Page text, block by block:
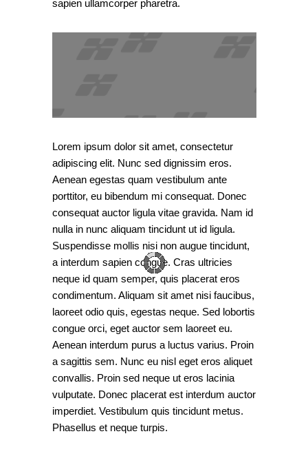
sapien ullamcorper pharetra.
Lorem ipsum dolor sit amet, consectetur
adipiscing elit. Nunc sed dignissim eros.
Aenean egestas quam vestibulum ante
porttitor, eu bibendum mi consequat. Donec
consequat auctor ligula vitae gravida. Nam id
nulla in nunc aliquam tincidunt ut id ligula.
Suspendisse mollis nisi non augue tincidunt,
a interdum sapien congue. Cras ultricies
neque id quam semper, quis placerat eros
condimentum. Aliquam sit amet nisi faucibus,
laoreet odio quis, egestas neque. Sed lobortis
congue orci, eget auctor sem laoreet eu.
Aenean interdum purus a luctus varius. Proin
a sagittis sem. Nunc eu nisl eget eros aliquet
convallis. Proin sed neque ut eros lacinia
vulputate. Donec placerat est interdum auctor
imperdiet. Vestibulum quis tincidunt metus.
Phasellus et neque turpis.